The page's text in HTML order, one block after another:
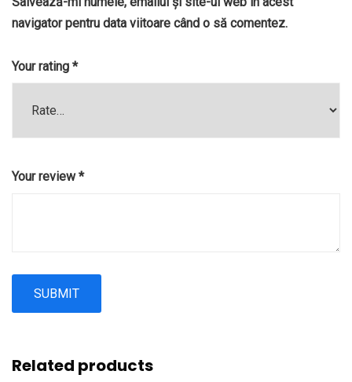
navigator pentru data viitoare când o să comentez.
Your rating *
Your review*
Related products